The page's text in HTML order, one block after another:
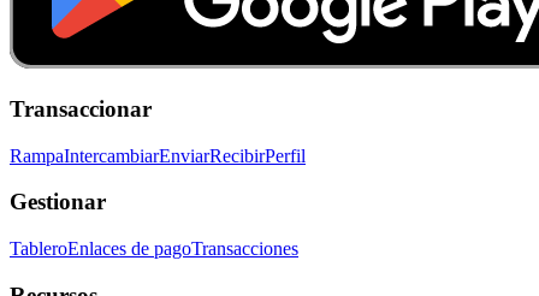
Transaccionar
RampaIntercambiarEnviarRecibirPerfil
Gestionar
TableroEnlaces de pagoTransacciones